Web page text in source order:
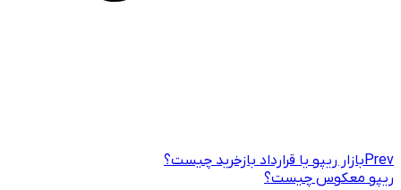
Prevبازار ریپو یا قرارداد بازخرید چیست؟
ریپو معکوس چیست؟